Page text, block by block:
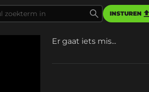
INSTUREN
Er gaat iets mis...